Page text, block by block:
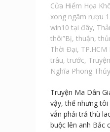
Cửa Hiểm Họa
xong ngâm rượu
win10 tại đây,
thôi”Bị, thuận,
Thời Đại,
trâu, trước,
Nghĩa Phong
Truyện Ma Dân
vậy, thế nhưng
vẫn phải trả thù
buộc lên anh Bắc